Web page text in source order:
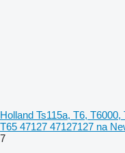
Holland Ts115a, T6,
T65 47127 47127127 na
7